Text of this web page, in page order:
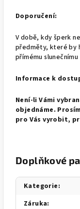
Doporučení:
V době, kdy šperk
předměty, které by
přímému
Informace k
Není-li Vámi
objednáme.
pro Vás vyrobit,
Doplňkové
Kategorie:
Záruka: